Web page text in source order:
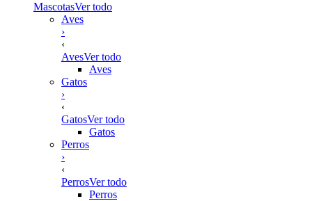
MascotasVer todo
Aves
›
‹
AvesVer todo
Aves
Gatos
›
‹
GatosVer todo
Gatos
Perros
›
‹
PerrosVer todo
Perros